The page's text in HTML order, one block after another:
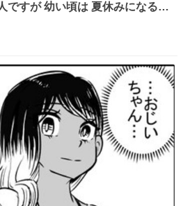
しみでした 母の実家へ 1
な思い出の風景… ありますか？